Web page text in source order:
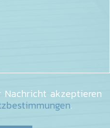
Nachricht akzeptieren
.